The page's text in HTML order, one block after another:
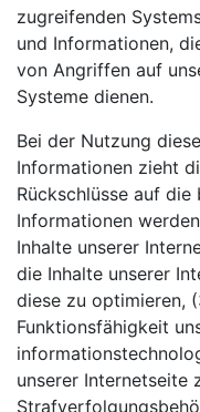
zugreifenden
und Informationen,
von Angriffen auf
Systeme dienen.
Bei der Nutzung
Informationen zieht
Rückschlüsse auf
Informationen
Inhalte unserer
die Inhalte unserer
diese zu optimieren,
Funktionsfähigkeit
unserer Internetseite